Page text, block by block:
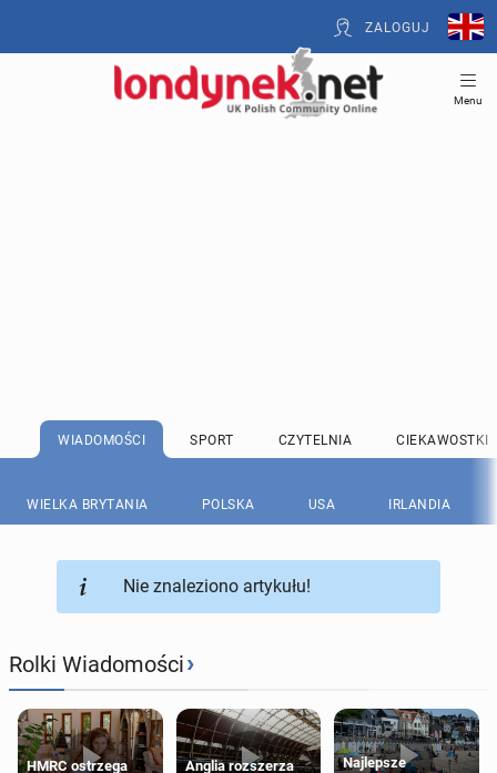
ZALOGUJ
Menu
WIADOMOŚCI SPORT CZYTELNIA CIEKAWOSTKI
WIELKA BRYTANIA POLSKA USA IRLANDIA
Nie znaleziono artykułu!
Rolki Wiadomości›
HMRC ostrzega
Anglia rozszerza
Najlepsze